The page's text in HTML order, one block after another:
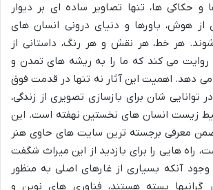
حکاکی ها، تنها تصاویر ساده ای بر دیوار
از هوش، باورها و دنیای درونی انسان های
هر خط، هر نقش و هر رنگ، داستانی از
روایت می کند که ما را به ریشه های تمدن و
دهد. اهمیت این آثار نه تنها در قدمت فوق
توانایی شان برای بازسازی تصویری از زندگی،
زیست انسان های نخستین نهفته است. این
معرفی برجسته ترین سایت های حاوی هنر
راه هایی را برای بازدید از این میراث شگفت
وجود آنکه بسیاری از غارهای اصلی به منظور
گرانبها بسته هستند، فناوری های نوین و